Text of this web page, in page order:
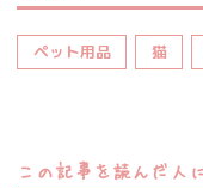
ペット用品 猫
この記事を読んだ人